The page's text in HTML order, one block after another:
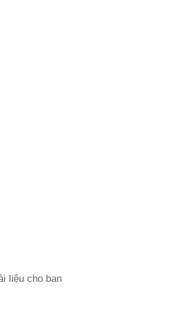
liệu cho ban